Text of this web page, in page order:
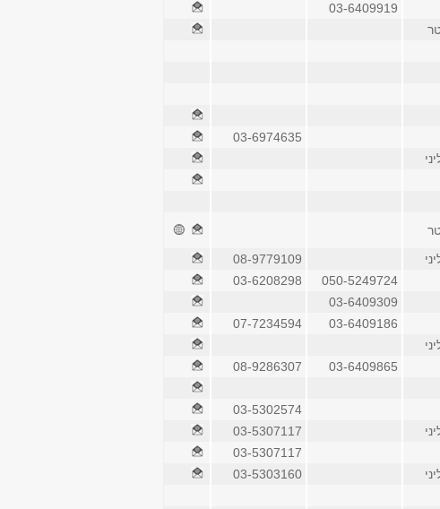
03-6409919
03-6974635
08-9779109
050-5249724
03-6208298
03-6409309
03-6409186
07-7234594
03-6409865
08-9286307
03-5302574
03-5307117
03-5307117
03-5303160